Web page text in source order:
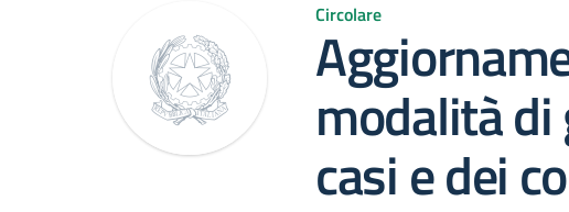
Circolare
modalità
casi e dei